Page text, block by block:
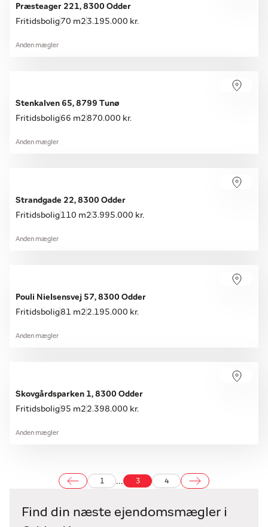
Præsteager 221, 8300 Odder
Fritidsbolig 70 m2 3.195.000 kr.
Anden mægler
Stenkalven 65, 8799 Tunø
Fritidsbolig 66 m2870.000 kr.
Anden mægler
Strandgade 22, 8300 Odder
Fritidsbolig 110 m2 3.995.000 kr.
Anden mægler
Pouli Nielsensvej 57, 8300 Odder
Fritidsbolig81 m2 2.195.000 kr.
Anden mægler
Skovgårdsparken 1, 8300 Odder
Fritidsbolig 95 m2 2.398.000 kr.
Anden mægler
... 3 4
Find din næste ejendomsmægler i